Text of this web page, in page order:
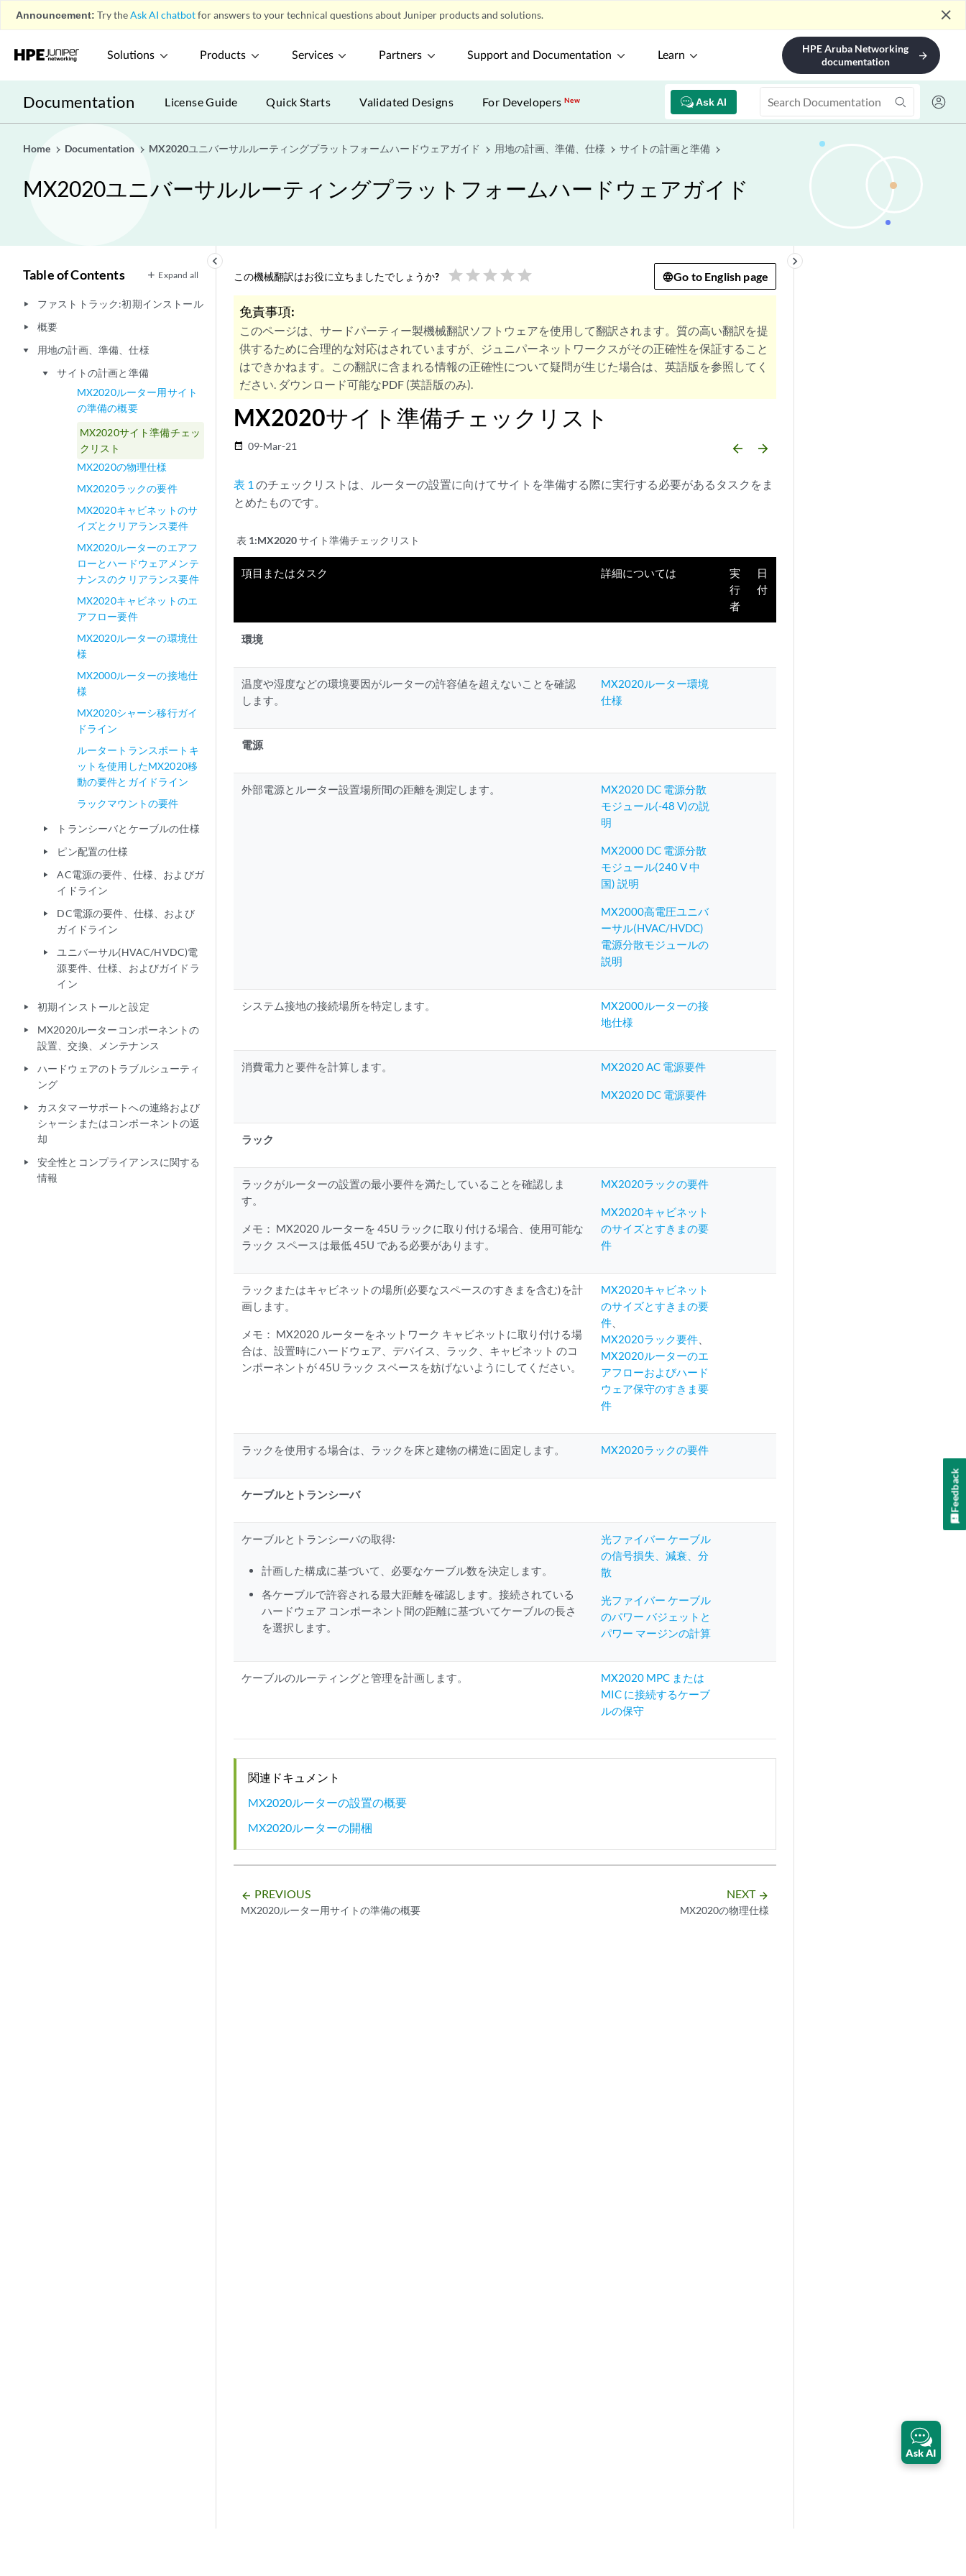
Announcement: Try theAsk AI chatbotfor answers to your technical questions about Juniper products and solutions. close
Solutions Products Services Partners Support and Documentation Learn
HPE Aruba Networking
documentation
arrow_forward
Documentation Ask AI
License Guide Quick Starts Validated Designs For DevelopersNew
Home Documentation MX2020ユニバーサルルーティングプラットフォームハードウェアガイド 用地の計画、準備、仕様 サイトの計画と準備
MX2020ユニバーサルルーティングプラットフォームハードウェアガイド
keyboard_arrow_left
Table of Contents Expand all
play_arrow ファストトラック:初期インストール
play_arrow 概要
play_arrow 用地の計画、準備、仕様
play_arrow
サイトの計画と準備
MX2020ルーター用サイト
の準備の概要
MX2020サイト準備チェッ
クリスト
MX2020の物理仕様
MX2020ラックの要件
MX2020キャビネットのサ
イズとクリアランス要件
MX2020ルーターのエアフ
ローとハードウェアメンテ
ナンスのクリアランス要件
MX2020キャビネットのエ
アフロー要件
MX2020ルーターの環境仕
様
MX2000ルーターの接地仕
様
MX2020シャーシ移行ガイ
ドライン
ルータートランスポートキ
ットを使用したMX2020移
動の要件とガイドライン
ラックマウントの要件
play_arrow トランシーバとケーブルの仕様
play_arrow ピン配置の仕様
play_arrow
AC電源の要件、仕様、およびガ
イドライン
play_arrow
DC電源の要件、仕様、および
ガイドライン
play_arrow
ユニバーサル(HVAC/HVDC)電
源要件、仕様、およびガイドラ
イン
play_arrow 初期インストールと設定
play_arrow
MX2020ルーターコンポーネントの
設置、交換、メンテナンス
play_arrow
ハードウェアのトラブルシューティ
ング
play_arrow
カスタマーサポートへの連絡および
シャーシまたはコンポーネントの返
却
play_arrow
安全性とコンプライアンスに関する
情報
keyboard_arrow_right
この機械翻訳はお役に立ちましたでしょうか? star star star star star Go to English page
免責事項:
このページは、サードパーティー製機械翻訳ソフトウェアを使用して翻訳されます。質の高い翻訳を提
供するために合理的な対応はされていますが、ジュニパーネットワークスがその正確性を保証すること
はできかねます。この翻訳に含まれる情報の正確性について疑問が生じた場合は、英語版を参照してく
ださい. ダウンロード可能なPDF (英語版のみ).
MX2020サイト準備チェックリスト
date_range 09-Mar-21 arrow_backward arrow_forward
表 1 のチェックリストは、ルーターの設置に向けてサイトを準備する際に実行する必要があるタスクをま
とめたものです。
表 1:MX2020 サイト準備チェックリスト
項目またはタスク 詳細については
実
行
者
日
付
環境
温度や湿度などの環境要因がルーターの許容値を超えないことを確認
します。
MX2020ルーター環境
仕様
電源
外部電源とルーター設置場所間の距離を測定します。
MX2020 DC 電源分散
モジュール(-48 V)の説
明
MX2000 DC 電源分散
モジュール(240 V 中
国) 説明
MX2000高電圧ユニバ
ーサル(HVAC/HVDC)
電源分散モジュールの
説明
システム接地の接続場所を特定します。
MX2000ルーターの接
地仕様
消費電力と要件を計算します。 MX2020 AC 電源要件
MX2020 DC 電源要件
ラック
ラックがルーターの設置の最小要件を満たしていることを確認しま
す。
メモ： MX2020 ルーターを 45U ラックに取り付ける場合、使用可能な
ラック スペースは最低 45U である必要があります。
MX2020ラックの要件
MX2020キャビネット
のサイズとすきまの要
件
ラックまたはキャビネットの場所(必要なスペースのすきまを含む)を計
画します。
メモ： MX2020 ルーターをネットワーク キャビネットに取り付ける場
合は、設置時にハードウェア、デバイス、ラック、キャビネット のコ
ンポーネントが 45U ラック スペースを妨げないようにしてください。
MX2020キャビネット
のサイズとすきまの要
件
MX2020ラック要件
MX2020ルーターのエ
アフローおよびハード
ウェア保守のすきま要
件
ラックを使用する場合は、ラックを床と建物の構造に固定します。 MX2020ラックの要件
ケーブルとトランシーバ
ケーブルとトランシーバの取得:
計画した構成に基づいて、必要なケーブル数を決定します。
各ケーブルで許容される最大距離を確認します。接続されている
ハードウェア コンポーネント間の距離に基づいてケーブルの長さ
を選択します。
光ファイバー ケーブル
の信号損失、減衰、分
散
光ファイバー ケーブル
のパワー バジェットと
パワー マージンの計算
ケーブルのルーティングと管理を計画します。
MX2020 MPC または
MIC に接続するケーブ
ルの保守
関連ドキュメント
MX2020ルーターの設置の概要
MX2020ルーターの開梱
arrow_backward PREVIOUS
MX2020ルーター用サイトの準備の概要
NEXT arrow_forward
MX2020の物理仕様
Ask AI
Feedback